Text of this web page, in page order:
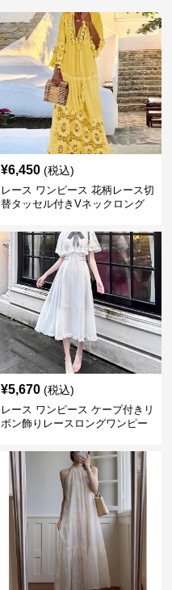
¥6,450 (税込)
レース ワンピース 花柄レース切
替タッセル付きVネックロング
¥5,670 (税込)
レース ワンピース ケープ付きリ
ボン飾りレースロングワンピー